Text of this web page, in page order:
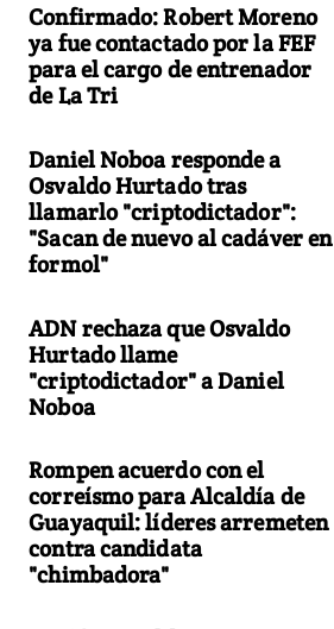
Confirmado: Robert Moreno
ya fue contactado por la FEF
para el cargo de entrenador
de La Tri
Daniel Noboa responde a
Osvaldo Hurtado tras
llamarlo "criptodictador":
"Sacan de nuevo al cadáver en
formol"
ADN rechaza que Osvaldo
Hurtado llame
"criptodictador" a Daniel
Noboa
Rompen acuerdo con el
correísmo para Alcaldía de
Guayaquil: líderes arremeten
contra candidata
"chimbadora"